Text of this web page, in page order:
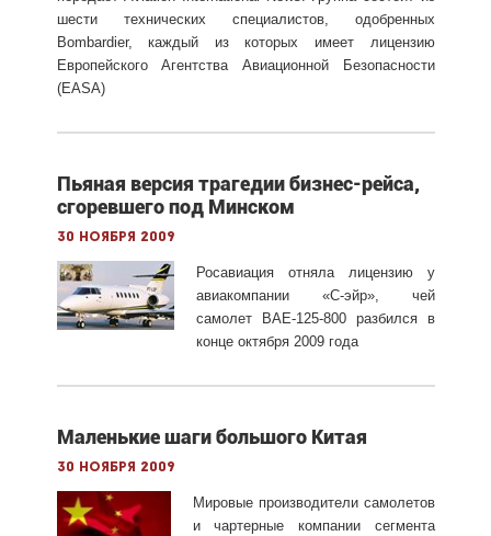
шести технических специалистов, одобренных
Bombardier, каждый из которых имеет лицензию
Европейского Агентства Авиационной Безопасности
(EASA)
Пьяная версия трагедии бизнес-рейса,
сгоревшего под Минском
30 ноября 2009
Росавиация отняла лицензию у
авиакомпании «С-эйр», чей
самолет BAE-125-800 разбился в
конце октября 2009 года
Маленькие шаги большого Китая
30 ноября 2009
Мировые производители самолетов
и чартерные компании сегмента